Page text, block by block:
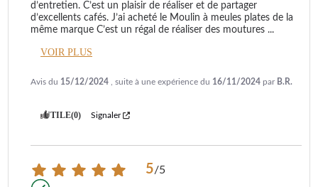
d’entretien. C’est un plaisir de réaliser et de partager
d’excellents cafés. J’ai acheté le Moulin à meules plates de la
même marque C’est un régal de réaliser des moutures ...
VOIR PLUS
Avis du 15/12/2024 , suite à une expérience du 16/11/2024 par B.R.
UTILE(0) Signaler
5/5